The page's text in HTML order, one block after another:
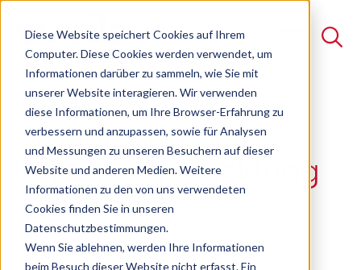
Diese Website speichert Cookies auf Ihrem
Computer. Diese Cookies werden verwendet, um
Informationen darüber zu sammeln, wie Sie mit
unserer Website interagieren. Wir verwenden
diese Informationen, um Ihre Browser-Erfahrung zu
verbessern und anzupassen, sowie für Analysen
und Messungen zu unseren Besuchern auf dieser
Website und anderen Medien. Weitere
Informationen zu den von uns verwendeten
Cookies finden Sie in unseren
Datenschutzbestimmungen.
Wenn Sie ablehnen, werden Ihre Informationen
beim Besuch dieser Website nicht erfasst. Ein
Suche
Es gibt keine Vorschläge, da das Suchfeld leer ist.
Grundlagen der
Personalentwicklung
Seminar Freie Plätze verfügbar